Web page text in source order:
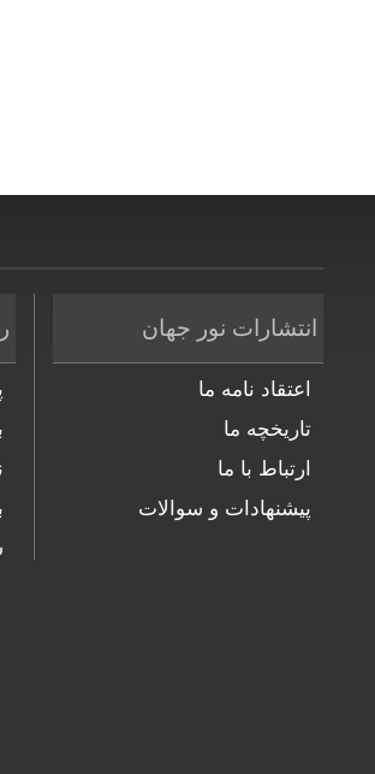
انتشارات نور جهان
اعتقاد نامه ما
تاریخچه ما
ارتباط با ما
پیشنهادات و سوالات